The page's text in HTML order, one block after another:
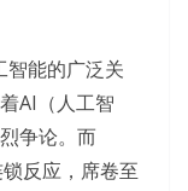
智能的广泛关
AI（人工智
争论。而
反应，席卷至